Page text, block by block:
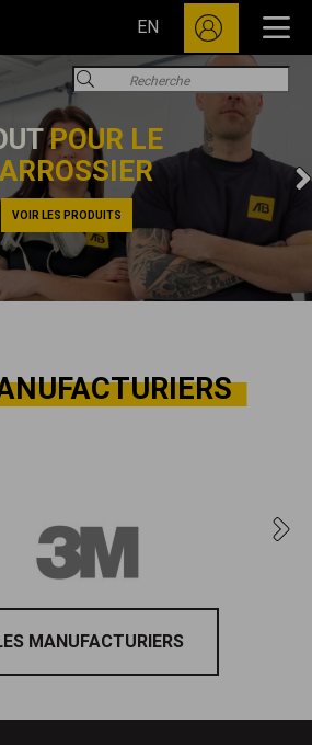
EN
POUR LE
VOIR LES PRODUITS
MANUFACTURIERS